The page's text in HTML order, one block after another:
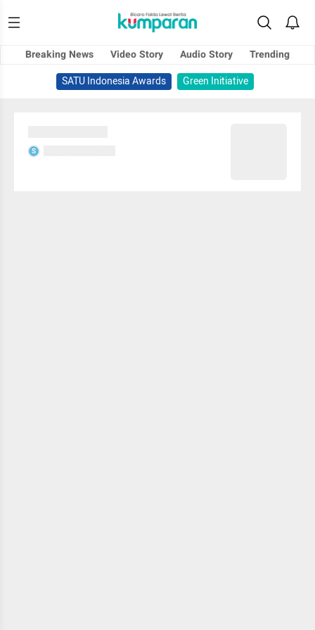
Breaking News Video Story Audio Story
Trending
SATU Indonesia Awards
Green Initiative
S